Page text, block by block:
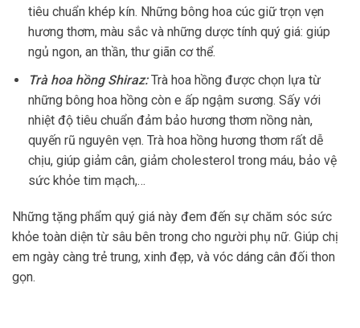
tiêu chuẩn khép kín. Những bông hoa cúc giữ trọn vẹn
hương thơm, màu sắc và những dược tính quý giá: giúp
ngủ ngon, an thần, thư giãn cơ thể.
Trà hoa hồng Shiraz:Trà hoa hồng được chọn lựa từ
những bông hoa hồng còn e ấp ngậm sương. Sấy với
nhiệt độ tiêu chuẩn đảm bảo hương thơm nồng nàn,
quyến rũ nguyên vẹn. Trà hoa hồng hương thơm rất dễ
chịu, giúp giảm cân, giảm cholesterol trong máu, bảo vệ
sức khỏe tim mạch,…
Những tặng phẩm quý giá này đem đến sự chăm sóc sức
khỏe toàn diện từ sâu bên trong cho người phụ nữ. Giúp chị
em ngày càng trẻ trung, xinh đẹp, và vóc dáng cân đối thon
gọn.